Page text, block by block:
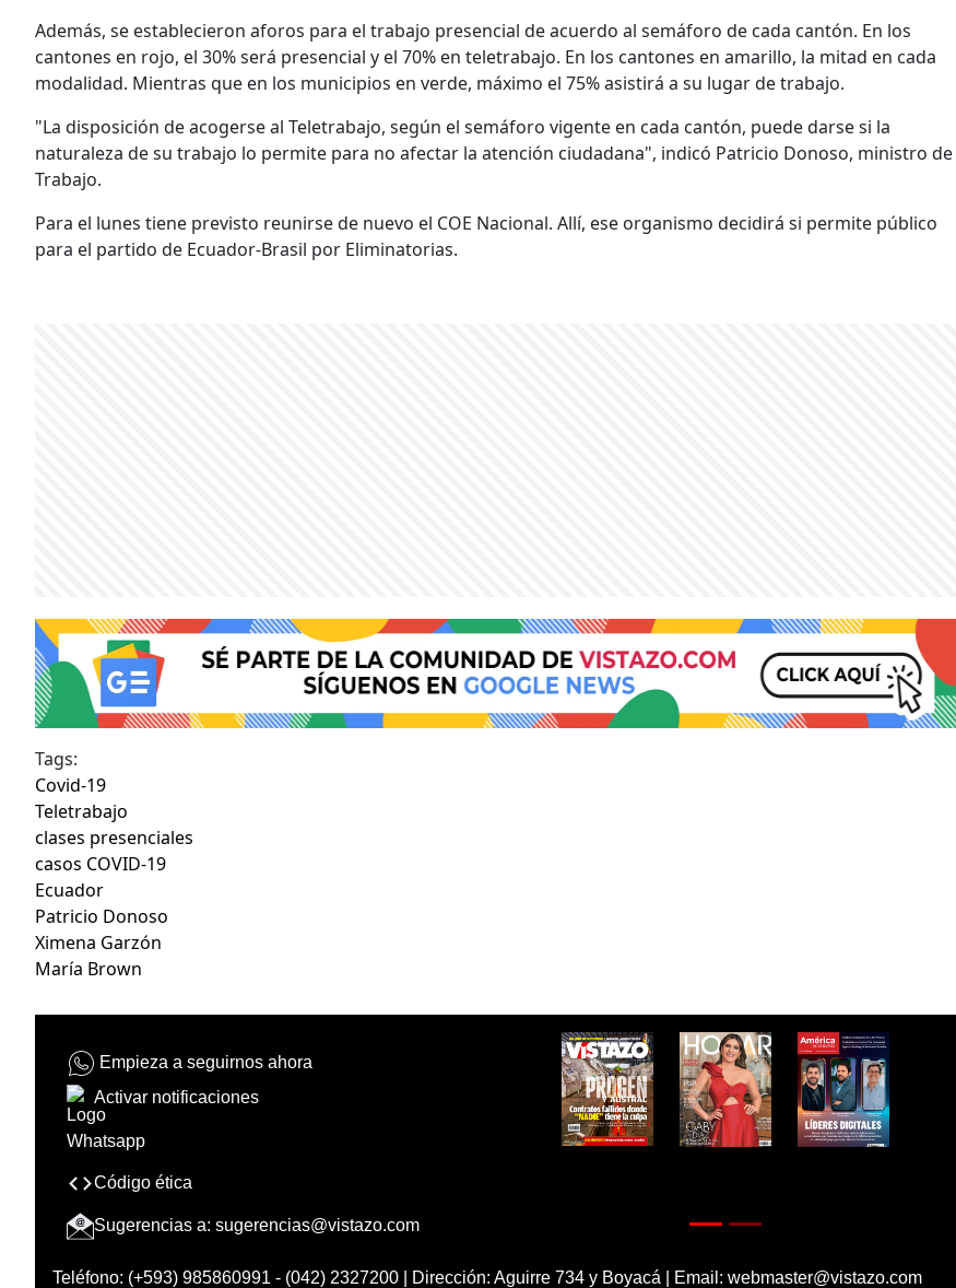
Además, se establecieron aforos para el trabajo presencial de acuerdo al semáforo de cada cantón. En los
cantones en rojo, el 30% será presencial y el 70% en teletrabajo. En los cantones en amarillo, la mitad en cada
modalidad. Mientras que en los municipios en verde, máximo el 75% asistirá a su lugar de trabajo.
"La disposición de acogerse al Teletrabajo, según el semáforo vigente en cada cantón, puede darse si la
naturaleza de su trabajo lo permite para no afectar la atención ciudadana", indicó Patricio Donoso, ministro de
Trabajo.
Para el lunes tiene previsto reunirse de nuevo el COE Nacional. Allí, ese organismo decidirá si permite público
para el partido de Ecuador-Brasil por Eliminatorias.
Tags:
Covid-19
Teletrabajo
clases presenciales
casos COVID-19
Ecuador
Patricio Donoso
Ximena Garzón
María Brown
Empieza a seguirnos ahora
Activar notificaciones
Código ética
Sugerencias a: sugerencias@vistazo.com
Teléfono: (+593) 985860991 - (042) 2327200 | Dirección: Aguirre 734 y Boyacá | Email: webmaster@vistazo.com